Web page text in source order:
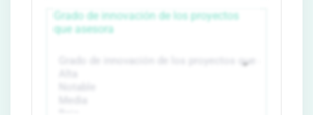
Grado de innovación de los proyectos
que asesora